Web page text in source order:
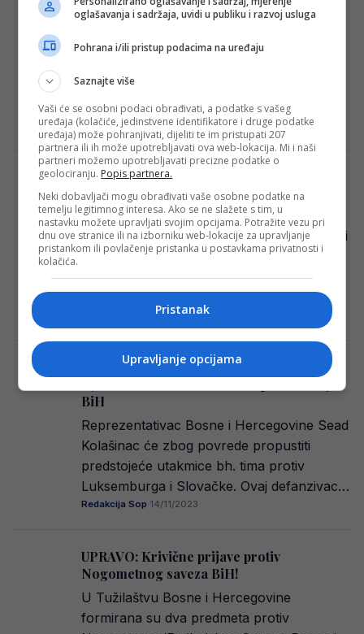
Real Madrid ima plan za posao stoljeća!
Kylian Mbappé, sjajni francuski nogometni
vrućih tračeva i strastvenih želja Real
Madrida. No,…
Redakcija Sop·14/11/2023
Iz Zrinjskog poslali oštru poruku
navijačima Veleža, ali i Nogometnom
savezu BiH: “Mi ovo više trpiti nećemo!”
HŠK Zrinjski Mostar službeno je reagovao i
snažno osudio niz događaja kojima su
svjedočili jučer, na utakmici 14. kola
Premijer…
14/11/2023
Nadali smo se, ali… stigle izuzetno loše
BiH
Reprezentativac Bosne i Hercegovine Sead
Kolašinac će zbog povrede propustiti
predstojeće utakmice bh. tima protiv
Luksemburga i Slovačke. Ovaj defanzivac…
Redakcija Sop·14/11/2023
UPRAVO: Krivične prijave protiv
Nogometnog saveza BiH!
U Tužilaštvu Bosne i Hercegovine
formirana su dva predmeta protiv
oglašavanja i sadržaja, uvidi u publiku i razvoj usluga
Pohrana i/ili pristup podacima na uređaju
Saznajte više
Vaši će se osobni podaci obrađivati, a podatke s vašeg
uređaja (kolačiće, jedinstvene identifikatore i druge podatke
uređaja) može pohranjivati, dijeliti te im pristupati 207
partnera ili ih može upotrebljavati ova web-lokacija. Mi i naši
partneri možemo upotrebljavati precizne podatke o
geolociranju. Popis partnera.
Neki dobavljači mogu obrađivati vaše osobne podatke na
temelju legitimnog interesa. Ako se ne slažete s tim, u
nastavku možete upravljati svojim opcijama. Potražite vezu pri
dnu ove stranice ili na izborniku web-lokacije za upravljanje
pristankom ili povlačenje pristanka u postavkama privatnosti i
kolačića.
Pristanak
Upravljanje opcijama